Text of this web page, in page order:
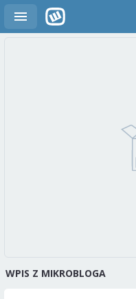
WPIS Z MIKROBLOGA